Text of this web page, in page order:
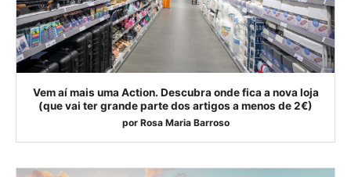
Vem aí mais uma Action. Descubra onde fica a nova loja
(que vai ter grande parte dos artigos a menos de 2€)
por Rosa Maria Barroso